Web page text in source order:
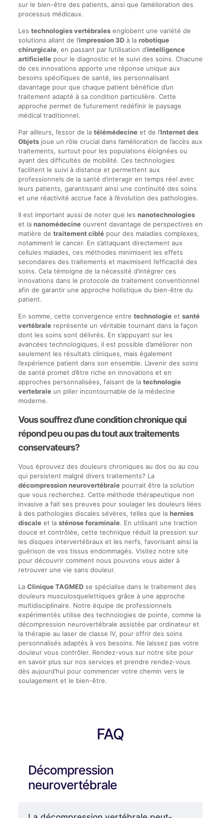
sur le bien-être des patients, ainsi que l’amélioration des
processus médicaux.
Les technologies vertébralesenglobent une variété de
solutions allant de l’impression 3Dà la robotique
chirurgicale, en passant par l’utilisation d’intelligence
artificiellepour le diagnostic et le suivi des soins. Chacune
de ces innovations apporte une réponse unique aux
besoins spécifiques de santé, les personnalisant
davantage pour que chaque patient bénéficie d’un
traitement adapté à sa condition particulière. Cette
approche permet de futurement redéfinir le paysage
médical traditionnel.
Par ailleurs, l’essor de la télémédecineet de l’Internet des
Objetsjoue un rôle crucial dans l’amélioration de l’accès aux
traitements, surtout pour les populations éloignées ou
ayant des difficultés de mobilité. Ces technologies
facilitent le suivi à distance et permettent aux
professionnels de la santé d’interagir en temps réel avec
leurs patients, garantissant ainsi une continuité des soins
et une réactivité accrue face à l’évolution des pathologies.
Il est important aussi de noter que les nanotechnologies
et la nanomédecineouvrent davantage de perspectives en
matière de traitement ciblépour des maladies complexes,
notamment le cancer. En s’attaquant directement aux
cellules malades, ces méthodes minimisent les effets
secondaires des traitements et maximisent l’efficacité des
soins. Cela témoigne de la nécessité d’intégrer ces
innovations dans le protocole de traitement conventionnel
afin de garantir une approche holistique du bien-être du
patient.
En somme, cette convergence entre technologieet santé
vertébralereprésente un véritable tournant dans la façon
dont les soins sont délivrés. En s’appuyant sur les
avancées technologiques, il est possible d’améliorer non
seulement les résultats cliniques, mais également
l’expérience patient dans son ensemble. L’avenir des soins
de santé promet d’être riche en innovations et en
approches personnalisées, faisant de la technologie
vertebraleun pilier incontournable de la médecine
moderne.
Vous souffrez d’une condition chronique qui
répond peu ou pas du tout aux traitements
conservateurs?
Vous éprouvez des douleurs chroniques au dos ou au cou
qui persistent malgré divers traitements? La
décompression neurovertébralepourrait être la solution
que vous recherchez. Cette méthode thérapeutique non
invasive a fait ses preuves pour soulager les douleurs liées
à des pathologies discales sévères, telles que la hernies
discaleet la sténose foraminale. En utilisant une traction
douce et contrôlée, cette technique réduit la pression sur
les disques intervertébraux et les nerfs, favorisant ainsi la
guérison de vos tissus endommagés. Visitez notre site
pour découvrir comment nous pouvons vous aider à
retrouver une vie sans douleur.
La Clinique TAGMEDse spécialise dans le traitement des
douleurs musculosquelettiques grâce à une approche
multidisciplinaire. Notre équipe de professionnels
expérimentés utilise des technologies de pointe, comme la
décompression neurovertébrale assistée par ordinateur et
la thérapie au laser de classe IV, pour offrir des soins
personnalisés adaptés à vos besoins. Ne laissez pas votre
douleur vous contrôler. Rendez-vous sur notre site pour
en savoir plus sur nos services et prendre rendez-vous
dès aujourd’hui pour commencer votre chemin vers le
soulagement et le bien-être.
FAQ
Décompression
neurovertébrale